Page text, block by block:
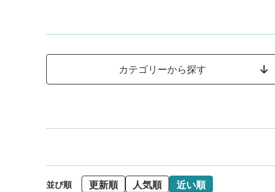
カテゴリーから探す
並び順 更新順 人気順 近い順